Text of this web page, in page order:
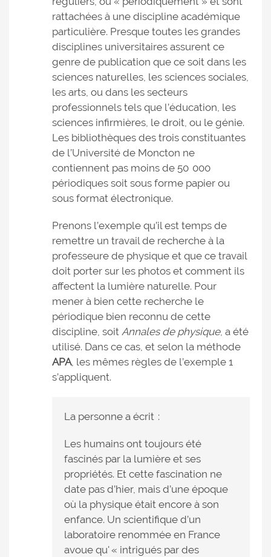
rattachées à une discipline académique
particulière. Presque toutes les grandes
disciplines universitaires assurent ce
genre de publication que ce soit dans les
sciences naturelles, les sciences sociales,
les arts, ou dans les secteurs
professionnels tels que l’éducation, les
sciences infirmières, le droit, ou le génie.
Les bibliothèques des trois constituantes
de l’Université de Moncton ne
contiennent pas moins de 50 000
périodiques soit sous forme papier ou
sous format électronique.
Prenons l’exemple qu’il est temps de
remettre un travail de recherche à la
professeure de physique et que ce travail
doit porter sur les photos et comment ils
affectent la lumière naturelle. Pour
mener à bien cette recherche le
périodique bien reconnu de cette
discipline, soit Annales de physique, a été
utilisé. Dans ce cas, et selon la méthode
APA, les mêmes règles de l’exemple 1
s’appliquent.
La personne a écrit :
Les humains ont toujours été
fascinés par la lumière et ses
propriétés. Et cette fascination ne
date pas d’hier, mais d’une époque
où la physique était encore à son
enfance. Un scientifique d’un
laboratoire renommée en France
avoue qu' « intrigués par des